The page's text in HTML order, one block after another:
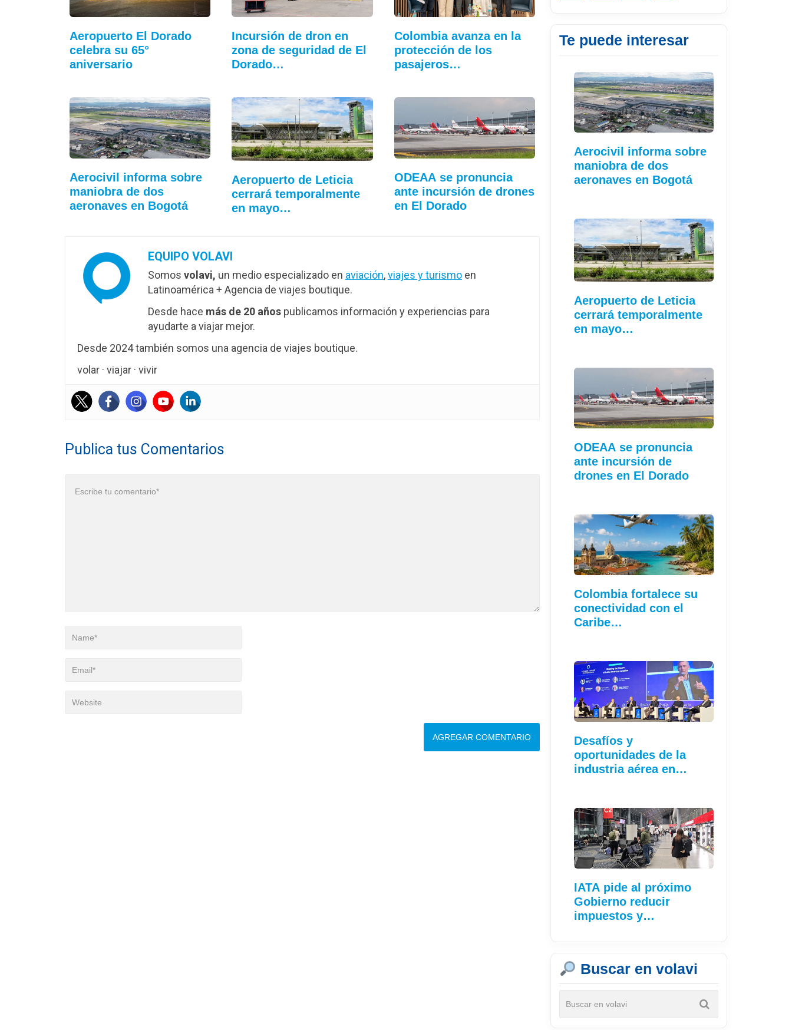
Aeropuerto El Dorado
celebra su 65°
aniversario
Incursión de dron en
zona de seguridad de El
Dorado…
Colombia avanza en la
protección de los
pasajeros…
Aerocivil informa sobre
maniobra de dos
aeronaves en Bogotá
Aeropuerto de Leticia
cerrará temporalmente
en mayo…
ODEAA se pronuncia
ante incursión de drones
en El Dorado
EQUIPO VOLAVI
Somos volavi, un medio especializado en aviación,viajes y turismo en
Latinoamérica + Agencia de viajes boutique.
Desde hace más de 20 años publicamos información y experiencias para
ayudarte a viajar mejor.
Desde 2024 también somos una agencia de viajes boutique.
volar · viajar · vivir
Publica tus Comentarios
Te puede interesar
Aerocivil informa sobre
maniobra de dos
aeronaves en Bogotá
Aeropuerto de Leticia
cerrará temporalmente
en mayo…
ODEAA se pronuncia
ante incursión de
drones en El Dorado
Colombia fortalece su
conectividad con el
Caribe…
Desafíos y
oportunidades de la
industria aérea en…
IATA pide al próximo
Gobierno reducir
impuestos y…
Buscar en volavi